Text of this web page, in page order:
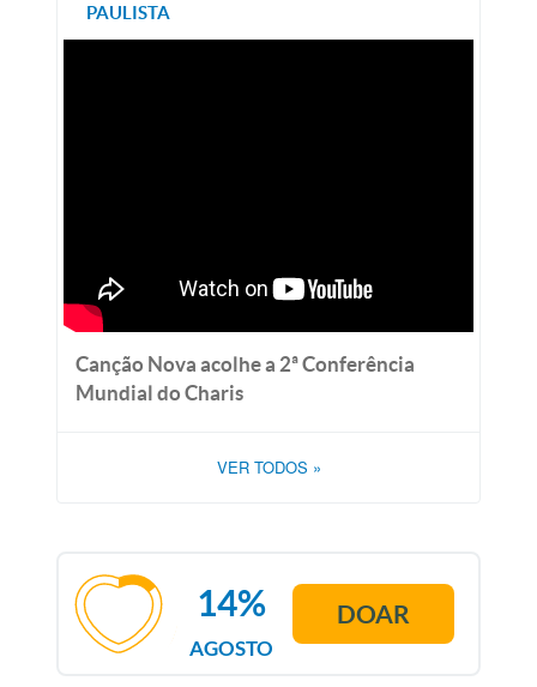
PAULISTA
Canção Nova acolhe a 2ª Conferência
Mundial do Charis
VER TODOS »
AGOSTO
14% DOAR